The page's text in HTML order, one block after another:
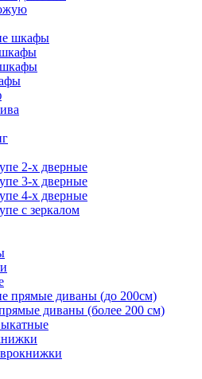
шкафы
2-х дверные
3-х дверные
4-х дверные
с зеркалом
прямые диваны (до 200см)
диваны (более 200 см)